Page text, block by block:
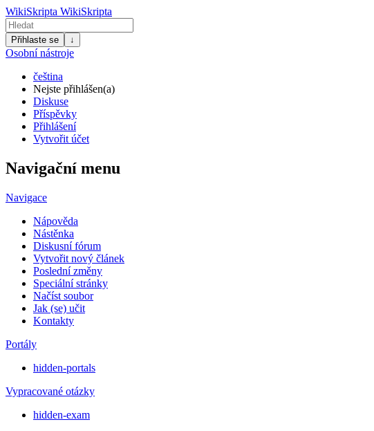
WikiSkripta WikiSkripta
Přihlaste se ↓
Osobní nástroje
čeština
Nejste přihlášen(a)
Diskuse
Příspěvky
Přihlášení
Vytvořit účet
Navigační menu
Navigace
Nápověda
Nástěnka
Diskusní fórum
Vytvořit nový článek
Poslední změny
Speciální stránky
Načíst soubor
Jak (se) učit
Kontakty
Portály
hidden-portals
Vypracované otázky
hidden-exam